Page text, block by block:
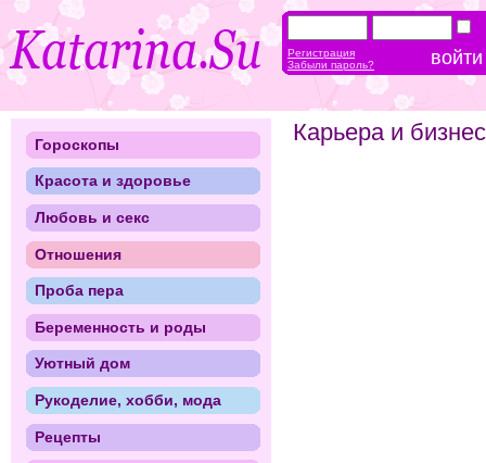
Карьера и бизнес
Гороскопы
Красота и здоровье
Любовь и секс
Отношения
Проба пера
Беременность и роды
Уютный дом
Рукоделие, хобби, мода
Рецепты
Регистрация
Забыли пароль?